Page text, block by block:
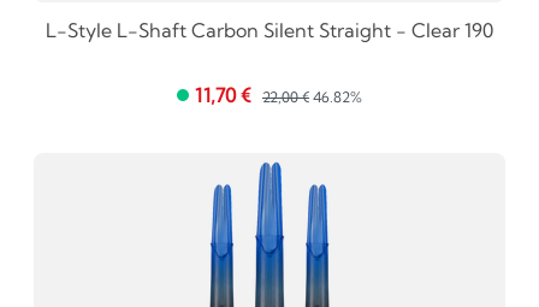
L-Style L-Shaft Carbon Silent Straight - Clear 190
11,70 € 22,00 € 46.82%